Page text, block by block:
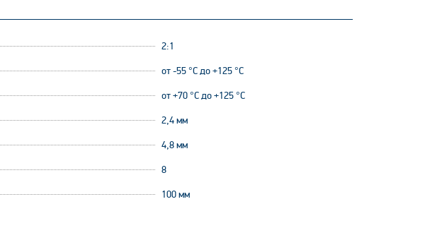
2:1
от -55 °C до +125 °C
от +70 °С до +125 °С
2,4 мм
4,8 мм
8
100 мм